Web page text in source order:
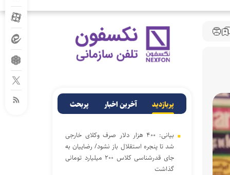
پربازدید آخرین اخبار پربحث
بیانی: ۴۰۰ هزار دلار صرف وکلای خارجی
شد تا پنجره استقلال باز نشود/ رضاییان به
جای قدرشناسی کلاس ۲۰۰ میلیارد تومانی
گذاشت